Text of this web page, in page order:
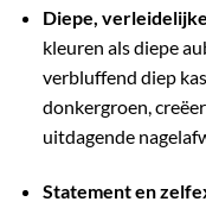
Diepe,
kleuren als diepe
verbluffend diep
donkergroen,
uitdagende
Statement en